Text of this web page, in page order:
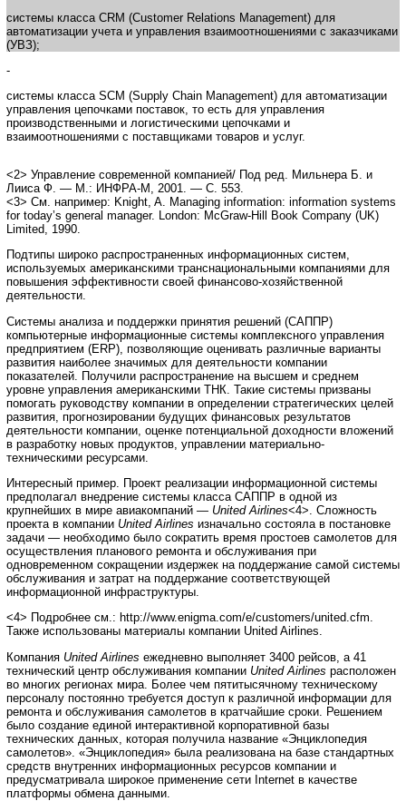
системы класса CRM (Customer Relations Management) для
автоматизации учета и управления взаимоотношениями с заказчиками
(УВЗ);
-
системы класса SCM (Supply Chain Management) для автоматизации
управления цепочками поставок, то есть для управления
производственными и логистическими цепочками и
взаимоотношениями с поставщиками товаров и услуг.
<2> Управление современной компанией/ Под ред. Мильнера Б. и
Лииса Ф. — М.: ИНФРА-М, 2001. — С. 553.
<3> См. например: Knight, A. Managing information: information systems
for today’s general manager. London: McGraw-Hill Book Company (UK)
Limited, 1990.
Подтипы широко распространенных информационных систем,
используемых американскими транснациональными компаниями для
повышения эффективности своей финансово-хозяйственной
деятельности.
Системы анализа и поддержки принятия решений (САППР)
компьютерные информационные системы комплексного управления
предприятием (ERP), позволяющие оценивать различные варианты
развития наиболее значимых для деятельности компании
показателей. Получили распространение на высшем и среднем
уровне управления американскими ТНК. Такие системы призваны
помогать руководству компании в определении стратегических целей
развития, прогнозировании будущих финансовых результатов
деятельности компании, оценке потенциальной доходности вложений
в разработку новых продуктов, управлении материально-
техническими ресурсами.
Интересный пример. Проект реализации информационной системы
предполагал внедрение системы класса САППР в одной из
крупнейших в мире авиакомпаний — United Airlines<4>. Сложность
проекта в компании United Airlines изначально состояла в постановке
задачи — необходимо было сократить время простоев самолетов для
осуществления планового ремонта и обслуживания при
одновременном сокращении издержек на поддержание самой системы
обслуживания и затрат на поддержание соответствующей
информационной инфраструктуры.
<4> Подробнее см.: http://www.enigma.com/e/customers/united.cfm.
Также использованы материалы компании United Airlines.
Компания United Airlines ежедневно выполняет 3400 рейсов, а 41
технический центр обслуживания компании United Airlines расположен
во многих регионах мира. Более чем пятитысячному техническому
персоналу постоянно требуется доступ к различной информации для
ремонта и обслуживания самолетов в кратчайшие сроки. Решением
было создание единой интерактивной корпоративной базы
технических данных, которая получила название «Энциклопедия
самолетов». «Энциклопедия» была реализована на базе стандартных
средств внутренних информационных ресурсов компании и
предусматривала широкое применение сети Internet в качестве
платформы обмена данными.